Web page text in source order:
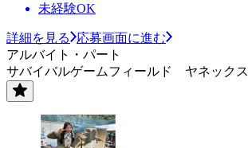
未経験OK
詳細を見る
応募画面に進む
アルバイト・パート
サバイバルゲームフィールド ヤネックス